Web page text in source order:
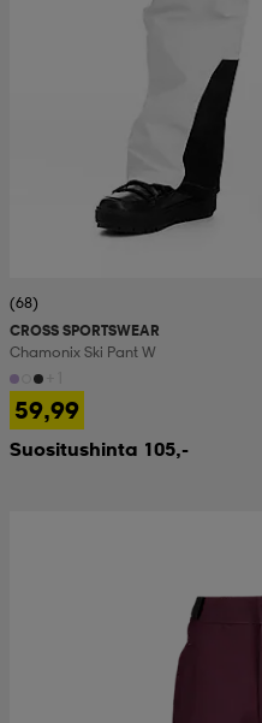
(68)
CROSS SPORTSWEAR
Chamonix Ski Pant W
59,99
Suositushinta 105,-